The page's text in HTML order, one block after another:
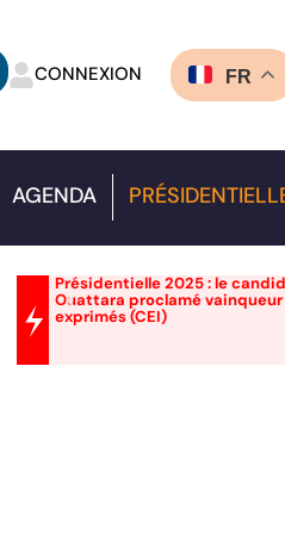
CONNEXION FR
AGENDA
Présidentielle 2025 : le
Ouattara proclamé
exprimés (CEI)